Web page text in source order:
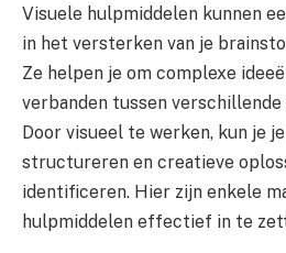
Visuele hulpmiddelen kunnen
in het versterken van je
Ze helpen je om complexe
verbanden tussen
Door visueel te werken, kun je
structureren en creatieve
identificeren. Hier zijn enkele
hulpmiddelen effectief in te